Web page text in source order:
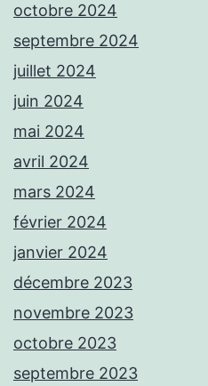
octobre 2024
septembre 2024
juillet 2024
juin 2024
mai 2024
avril 2024
mars 2024
février 2024
janvier 2024
décembre 2023
novembre 2023
octobre 2023
septembre 2023